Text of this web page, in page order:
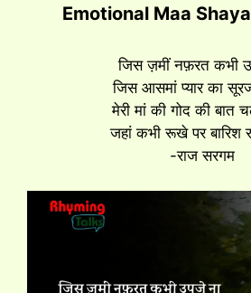
Emotional Maa
जिस ज़मीं नफ़रत कभी
जिस आसमां प्यार का
मेरी मां की गोद की बात
जहां कभी रूखे पर बारिश
-राज सरगम